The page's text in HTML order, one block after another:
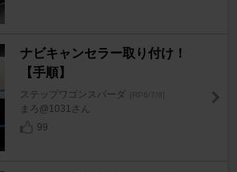
ナビキャンセラー取り付け！
【手順】
ステップワゴンスパーダ [RP6/7/8]
まろ@1031さん
99